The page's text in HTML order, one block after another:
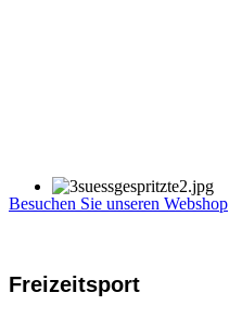
Besuchen Sie unseren Webshop
Freizeitsport